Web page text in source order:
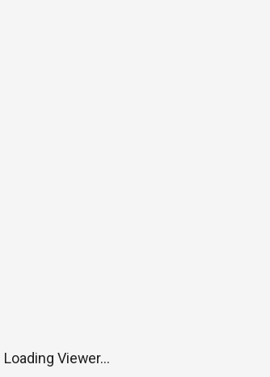
Loading Viewer...